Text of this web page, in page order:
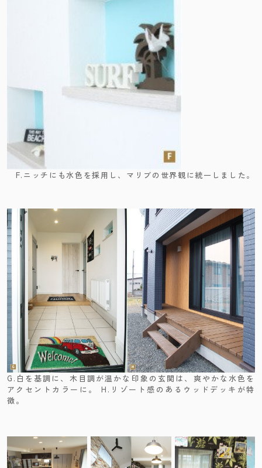
F.ニッチにも水色を採用し、マリブの世界観に統一しました。
G.白を基調に、木目調が温かな印象の玄関は、爽やかな水色を
アクセントカラーに。 H.リゾート感のあるウッドデッキが特
徴。